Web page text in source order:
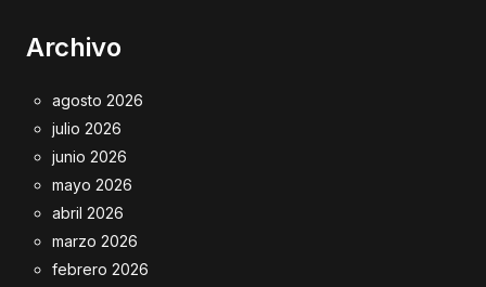
Archivo
agosto 2026
julio 2026
junio 2026
mayo 2026
abril 2026
marzo 2026
febrero 2026